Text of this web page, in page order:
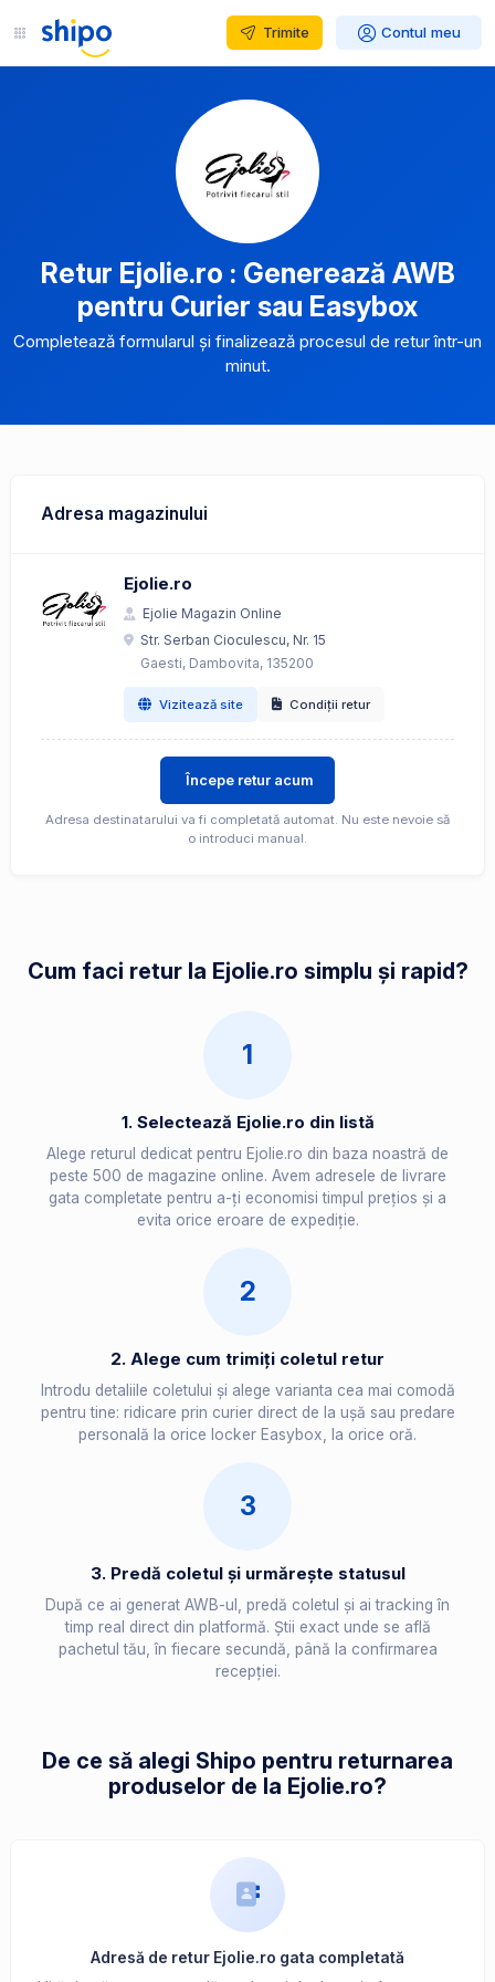
Trimite Contul meu
Retur Ejolie.ro : Generează AWB
pentru Curier sau Easybox
Completează formularul și finalizează procesul de retur într-un
minut.
Adresa magazinului
Ejolie.ro
Ejolie Magazin Online
Str. Serban Cioculescu, Nr. 15
Gaesti, Dambovita, 135200
Vizitează site Condiții retur
Începe retur acum
Adresa destinatarului va fi completată automat. Nu este nevoie să
o introduci manual.
Cum faci retur la Ejolie.ro simplu și rapid?
1
1. Selectează Ejolie.ro din listă
Alege returul dedicat pentru Ejolie.ro din baza noastră de
peste 500 de magazine online. Avem adresele de livrare
gata completate pentru a-ți economisi timpul prețios și a
evita orice eroare de expediție.
2
2. Alege cum trimiți coletul retur
Introdu detaliile coletului și alege varianta cea mai comodă
pentru tine: ridicare prin curier direct de la ușă sau predare
personală la orice locker Easybox, la orice oră.
3
3. Predă coletul și urmărește statusul
După ce ai generat AWB-ul, predă coletul și ai tracking în
timp real direct din platformă. Știi exact unde se află
pachetul tău, în fiecare secundă, până la confirmarea
recepției.
De ce să alegi Shipo pentru returnarea
produselor de la Ejolie.ro?
Adresă de retur Ejolie.ro gata completată